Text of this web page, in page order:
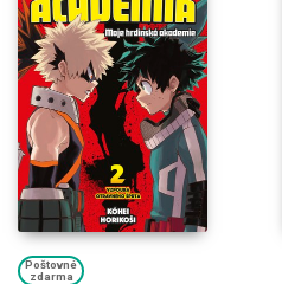
Poštovné
zdarma